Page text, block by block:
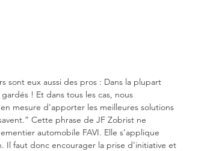
sont eux aussi des pros : Dans la plupart
! Et dans tous les cas, nous
mesure d'apporter les meilleures solutions
Cette phrase de JF Zobrist ne
automobile FAVI. Elle s’applique
Il faut donc encourager la prise d'initiative et